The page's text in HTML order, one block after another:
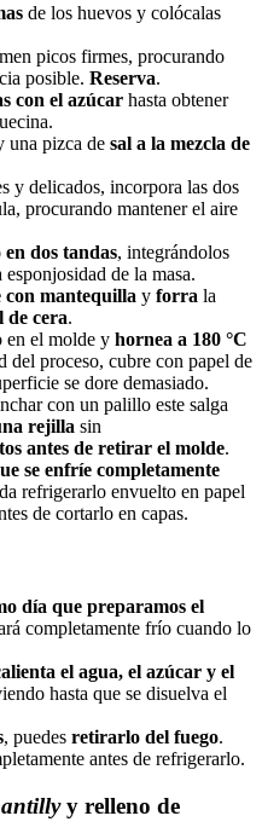
de los huevos y colócalas
picos firmes, procurando
posible. Reserva.
con el azúcar hasta obtener
una pizca de sal a la mezcla de
y delicados, incorpora las dos
procurando mantener el aire
dos tandas, integrándolos
de la masa.
con mantequilla y forra la
de cera.
en el molde y hornea a 180 °C
del proceso, cubre con papel de
se dore demasiado.
con un palillo este salga
rejilla sin
antes de retirar el molde.
se enfríe completamente
refrigerarlo envuelto en papel
de cortarlo en capas.
día que preparamos el
completamente frío cuando lo
el agua, el azúcar y el
hasta que se disuelva el
, puedes retirarlo del fuego.
antes de refrigerarlo.
y relleno de